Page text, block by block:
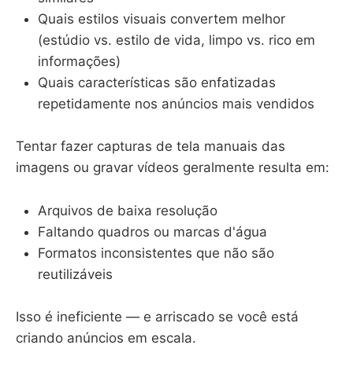
Quais estilos visuais convertem melhor
(estúdio vs. estilo de vida, limpo vs. rico em
informações)
Quais características são enfatizadas
repetidamente nos anúncios mais vendidos
Tentar fazer capturas de tela manuais das
imagens ou gravar vídeos geralmente resulta em:
Arquivos de baixa resolução
Faltando quadros ou marcas d'água
Formatos inconsistentes que não são
reutilizáveis
Isso é ineficiente — e arriscado se você está
criando anúncios em escala.